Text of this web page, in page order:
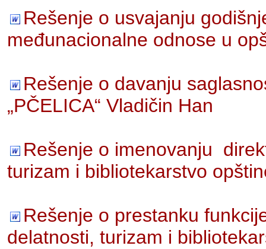
Rešenje o usvajanju
međunacionalne odnose u
Rešenje o davanju
„PČELICA“ Vladičin Han
Rešenje o imenovanju
turizam i bibliotekarstvo
Rešenje o prestanku
delatnosti, turizam i